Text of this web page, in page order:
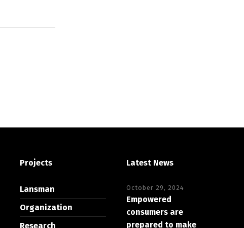
Projects
Lansman
Organization
Research
Latest News
October 29, 2024
Empowered
consumers are
prepared to make